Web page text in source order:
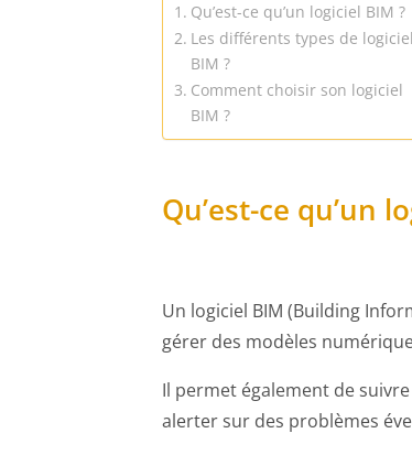
Qu’est-ce qu’un logiciel BIM ?
Les différents types de logiciel
BIM ?
Comment choisir son logiciel
BIM ?
Qu’est-ce qu’un
Un logiciel BIM (Building
gérer des modèles
Il permet également de
alerter sur des problèmes